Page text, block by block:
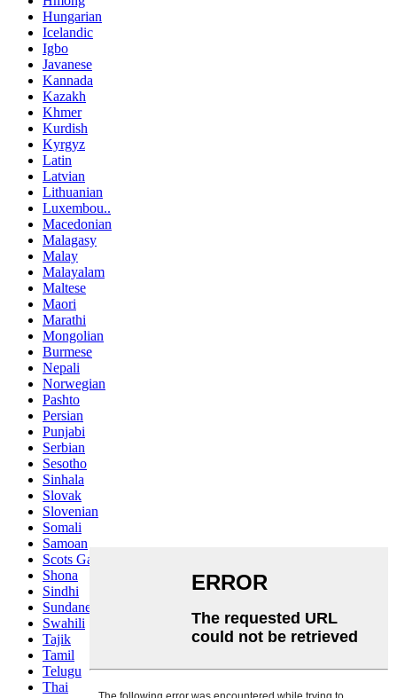
Hungarian
Icelandic
Igbo
Javanese
Kannada
Kazakh
Khmer
Kurdish
Kyrgyz
Latin
Latvian
Lithuanian
Luxembou..
Macedonian
Malagasy
Malay
Malayalam
Maltese
Maori
Marathi
Mongolian
Burmese
Nepali
Norwegian
Pashto
Persian
Punjabi
Serbian
Sesotho
Sinhala
Slovak
Slovenian
Somali
Samoan
Scots Gaelic
Shona
Sindhi
Sundanese
Swahili
Tajik
Tamil
Telugu
Thai